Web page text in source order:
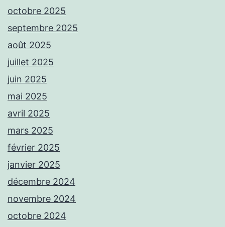
octobre 2025
septembre 2025
août 2025
juillet 2025
juin 2025
mai 2025
avril 2025
mars 2025
février 2025
janvier 2025
décembre 2024
novembre 2024
octobre 2024